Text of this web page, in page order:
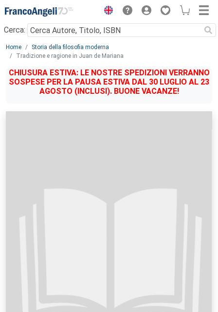
Menu
Cerca:
Main content
Home
Storia della filosofia moderna
Tradizione e ragione in Juan de Mariana
CHIUSURA ESTIVA: LE NOSTRE SPEDIZIONI VERRANNO
SOSPESE PER LA PAUSA ESTIVA DAL 30 LUGLIO AL 23
AGOSTO (INCLUSI). BUONE VACANZE!